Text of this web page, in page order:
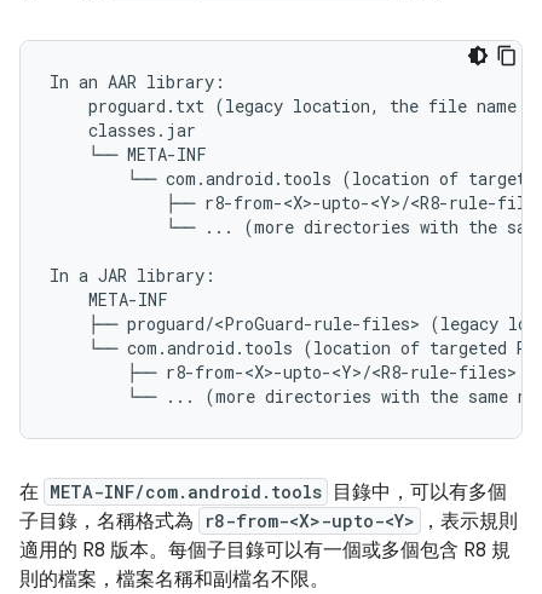
In an AAR library:
proguard.txt (legacy location, the file name
    classes.jar
    └── META-INF
└── com.android.tools (location of
├── r8-from-<X>-upto-<Y>/<R8-rule-
└── ... (more directories with the
In a JAR library:
    META-INF
├── proguard/<ProGuard-rule-files> (legacy
└── com.android.tools (location of targeted R8
        ├── r8-from-<X>-upto-<Y>/<R8-rule-files>
在 META-INF/com.android.tools
目錄中，可以有多個
子目錄，名稱格式為
r8-from-<X>-upto-<Y>
，表示規則
適用的 R8 版本。每個子目錄可以有一個或多個包含 R8 規
則的檔案，檔案名稱和副檔名不限。